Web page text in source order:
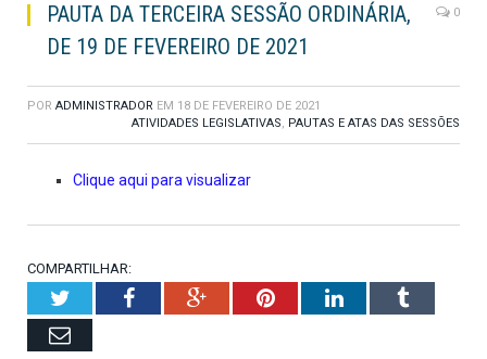
PAUTA DA TERCEIRA SESSÃO ORDINÁRIA,
DE 19 DE FEVEREIRO DE 2021
0
POR ADMINISTRADOR EM 18 DE FEVEREIRO DE 2021
ATIVIDADES LEGISLATIVAS, PAUTAS E ATAS DAS SESSÕES
Clique aqui para visualizar
COMPARTILHAR:
TwitterFacebookGoogle+PinterestLinkedInTumblr
Email